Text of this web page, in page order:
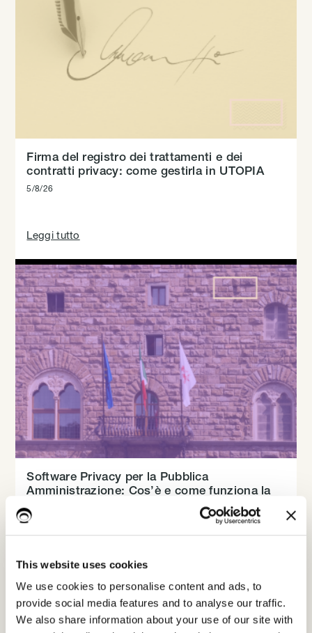
This website uses cookies
We use cookies to personalise content and ads, to
provide social media features and to analyse our traffic.
We also share information about your use of our site with
Firma del registro dei trattamenti e dei
contratti privacy: come gestirla in UTOPIA
5/8/26
Leggi tutto
Software Privacy per la Pubblica
Amministrazione: Cos’è e come funziona la
16/2/26
Leggi tutto